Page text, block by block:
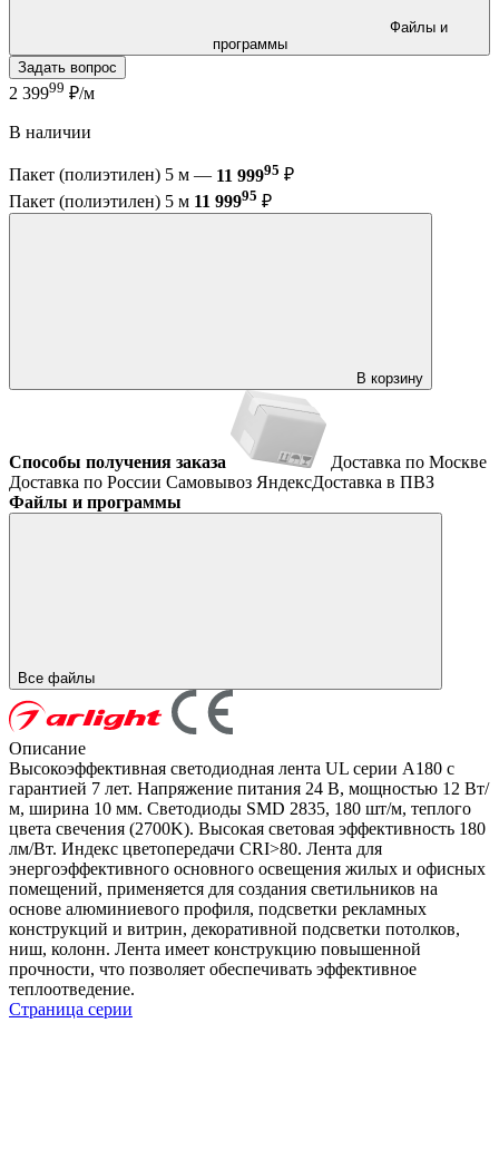
программы
Задать вопрос
2 39999 ₽/м
В наличии
Пакет (полиэтилен) 5 м — 11 99995 ₽
Пакет (полиэтилен) 5 м 11 99995 ₽
В корзину
Способы получения заказа
Доставка по Москве
Доставка по России Самовывоз ЯндексДоставка в ПВЗ
Файлы и программы
Все файлы
Описание
Высокоэффективная светодиодная лента UL серии A180 с
гарантией 7 лет. Напряжение питания 24 В, мощностью 12 Вт/
м, ширина 10 мм. Светодиоды SMD 2835, 180 шт/м, теплого
цвета свечения (2700K). Высокая световая эффективность 180
лм/Вт. Индекс цветопередачи CRI>80. Лента для
энергоэффективного основного освещения жилых и офисных
помещений, применяется для создания светильников на
основе алюминиевого профиля, подсветки рекламных
конструкций и витрин, декоративной подсветки потолков,
ниш, колонн. Лента имеет конструкцию повышенной
прочности, что позволяет обеспечивать эффективное
теплоотведение.
Страница серии